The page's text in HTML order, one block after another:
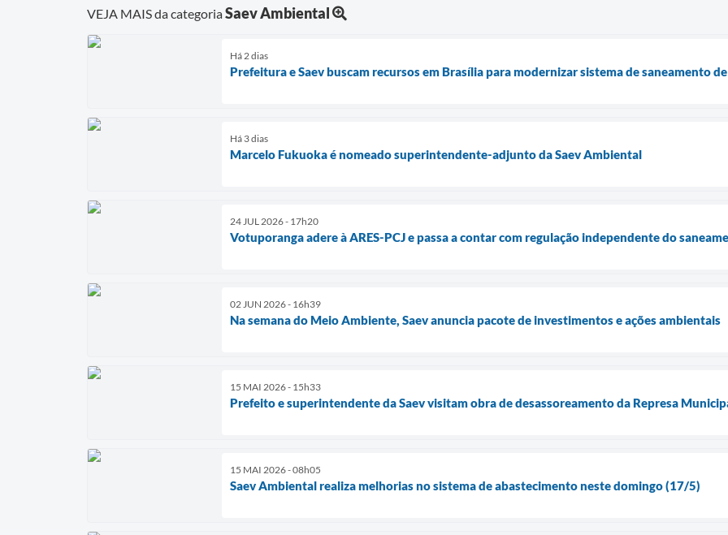
VEJA MAIS da categoriaSaev Ambiental
Há 2 dias
Prefeitura e Saev buscam recursos em Brasília para modernizar sistema de saneamento
Há 3 dias
Marcelo Fukuoka é nomeado superintendente-adjunto da Saev Ambiental
24 JUL 2026 - 17h20
Votuporanga adere à ARES-PCJ e passa a contar com regulação independente do
02 JUN 2026 - 16h39
Na semana do Meio Ambiente, Saev anuncia pacote de investimentos e ações ambientais
15 MAI 2026 - 15h33
Prefeito e superintendente da Saev visitam obra de desassoreamento da Represa
15 MAI 2026 - 08h05
Saev Ambiental realiza melhorias no sistema de abastecimento neste domingo (17/5)